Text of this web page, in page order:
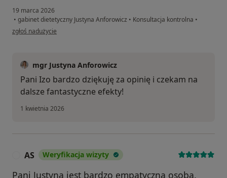
19 marca 2026
• gabinet dietetyczny Justyna Anforowicz • Konsultacja kontrolna •
w opinii użytkownika IzabellaMR
zgłoś nadużycie
mgr Justyna Anforowicz
Pani Izo bardzo dziękuję za opinię i czekam na
dalsze fantastyczne efekty!
1 kwietnia 2026
AS Weryfikacja wizyty
Pani Justyna jest bardzo empatyczną osobą,